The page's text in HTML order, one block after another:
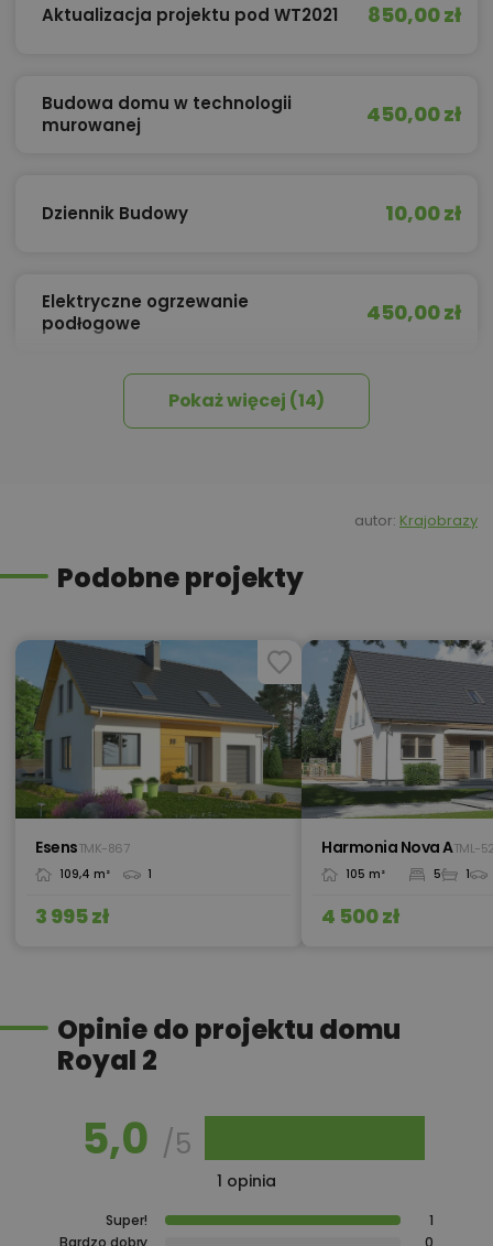
Aktualizacja projektu pod WT2021 850,00 zł
Budowa domu w technologii
murowanej
450,00 zł
Dziennik Budowy 10,00 zł
Elektryczne ogrzewanie
podłogowe
450,00 zł
Izolacja celulozowa
950,00 zł
Kredyt hipoteczny z operatem za
Okna, żaluzje, rolety 450,00 zł
Pakiet umów i wniosków 450,00 zł
Pompa ciepła 450,00 zł
ścieków
Rabat 10% na zakupy w
Castorama
Pokaż więcej (14)
autor: Krajobrazy
Podobne projekty
EsensTMK-867
109,4 m² 1
3 995 zł
Harmonia Nova ATML-
105 m² 5 1
4 500 zł
Opinie do projektu domu
Royal 2
5,0 /5
1 opinia
Super!
1
Bardzo dobry
0